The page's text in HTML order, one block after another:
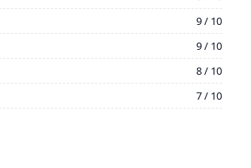
9 / 10
9 / 10
8 / 10
7 / 10